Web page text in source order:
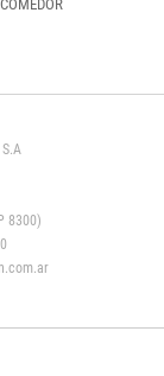
8300)